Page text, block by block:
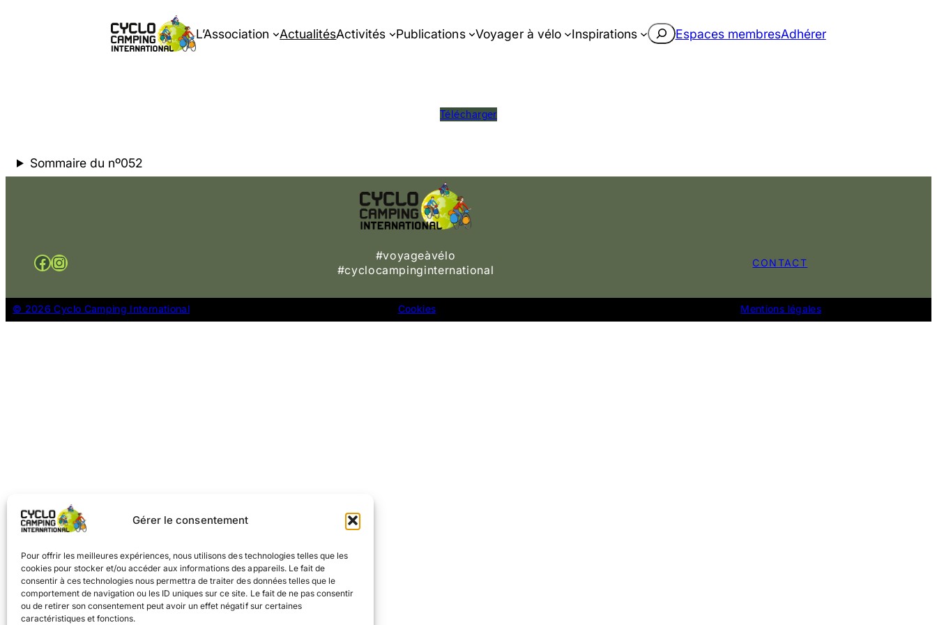
Gérer le consentement
Pour offrir les meilleures expériences, nous utilisons des technologies telles que les
cookies pour stocker et/ou accéder aux informations des appareils. Le fait de
consentir à ces technologies nous permettra de traiter des données telles que le
comportement de navigation ou les ID uniques sur ce site. Le fait de ne pas consentir
ou de retirer son consentement peut avoir un effet négatif sur certaines
caractéristiques et fonctions.
L’Association ActualitésActivités Publications Voyager à vélo Inspirations Rechercher
Espaces membresAdhérer
Télécharger
Sommaire du nº052
Facebook Instagram
#voyageàvélo
#cyclocampinginternational
CONTACT
© 2026 Cyclo Camping International Cookies Mentions légales